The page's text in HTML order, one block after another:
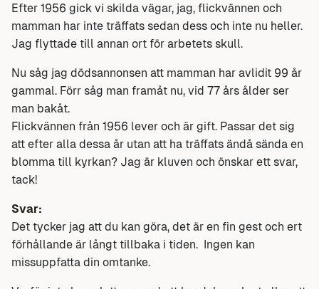
Efter 1956 gick vi skilda vägar, jag, flickvännen och
mamman har inte träffats sedan dess och inte nu heller.
Jag flyttade till annan ort för arbetets skull.
Nu såg jag dödsannonsen att mamman har avlidit 99 år
gammal. Förr såg man framåt nu, vid 77 års ålder ser
man bakåt.
Flickvännen från 1956 lever och är gift. Passar det sig
att efter alla dessa år utan att ha träffats ändå sända en
blomma till kyrkan? Jag är kluven och önskar ett svar,
tack!
Svar:
Det tycker jag att du kan göra, det är en fin gest och ert
förhållande är långt tillbaka i tiden. Ingen kan
missuppfatta din omtanke.